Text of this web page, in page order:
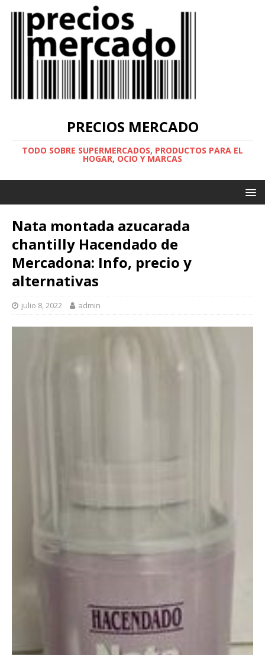
PRECIOS MERCADO
TODO SOBRE SUPERMERCADOS, PRODUCTOS PARA EL
HOGAR, OCIO Y MARCAS
Nata montada azucarada
chantilly Hacendado de
Mercadona: Info, precio y
alternativas
julio 8, 2022 admin